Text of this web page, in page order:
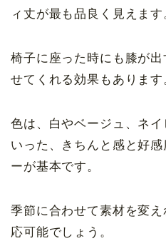
ィ丈が最も品良く見えます
椅子に座った時にも膝が
せてくれる効果もあります
色は、白やベージュ、ネ
いった、きちんと感と好
ーが基本です。
季節に合わせて素材を変
応可能でしょう。